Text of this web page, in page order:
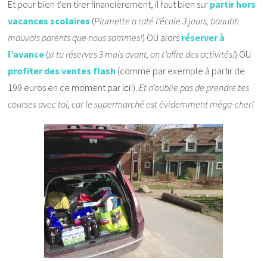
Et pour bien t’en tirer financièrement, il faut bien sur partir hors
vacances scolaires (Plumette a raté l’école 3 jours, bouuhh
mauvais parents que nous sommes!) OU alors réserver à
l’avance (si tu réserves 3 mois avant, on t’offre des activités!) OU
profiter desventes flash (comme par exemple à partir de
199 euros en ce moment par ici!). Et n’oublie pas de prendre tes
courses avec toi, car le supermarché est évidemment méga-cher!